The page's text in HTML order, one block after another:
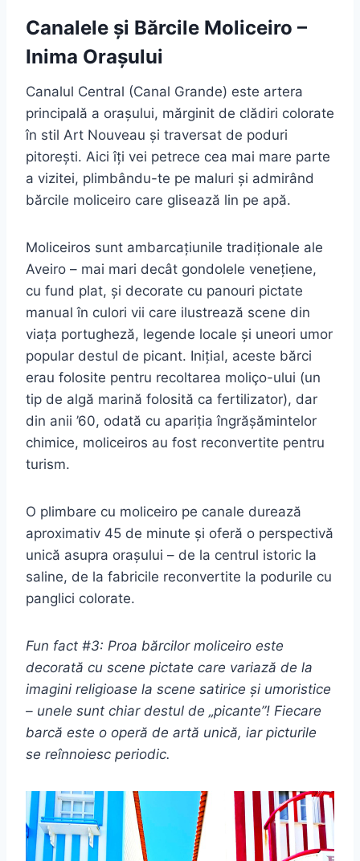
Canalele și Bărcile Moliceiro –
Inima Orașului
Canalul Central (Canal Grande) este artera
principală a orașului, mărginit de clădiri colorate
în stil Art Nouveau și traversat de poduri
pitorești. Aici îți vei petrece cea mai mare parte
a vizitei, plimbându-te pe maluri și admirând
bărcile moliceiro care glisează lin pe apă.
Moliceiros sunt ambarcațiunile tradiționale ale
Aveiro – mai mari decât gondolele venețiene,
cu fund plat, și decorate cu panouri pictate
manual în culori vii care ilustrează scene din
viața portugheză, legende locale și uneori umor
popular destul de picant. Inițial, aceste bărci
erau folosite pentru recoltarea moliço-ului (un
tip de algă marină folosită ca fertilizator), dar
din anii ’60, odată cu apariția îngrășămintelor
chimice, moliceiros au fost reconvertite pentru
turism.
O plimbare cu moliceiro pe canale durează
aproximativ 45 de minute și oferă o perspectivă
unică asupra orașului – de la centrul istoric la
saline, de la fabricile reconvertite la podurile cu
panglici colorate.
Fun fact #3: Proa bărcilor moliceiro este
decorată cu scene pictate care variază de la
imagini religioase la scene satirice și umoristice
– unele sunt chiar destul de „picante”! Fiecare
barcă este o operă de artă unică, iar picturile
se reînnoiesc periodic.